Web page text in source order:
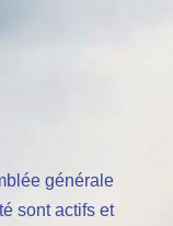
générale
sont actifs et